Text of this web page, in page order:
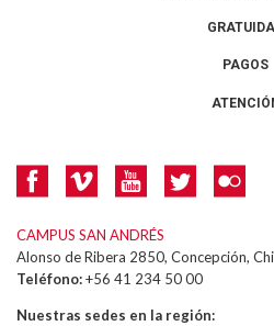
PAGOS
CAMPUS SAN ANDRÉS
Alonso de Ribera 2850, Concepción,
Teléfono:+56 41 234 50 00
Nuestras sedes en la región: